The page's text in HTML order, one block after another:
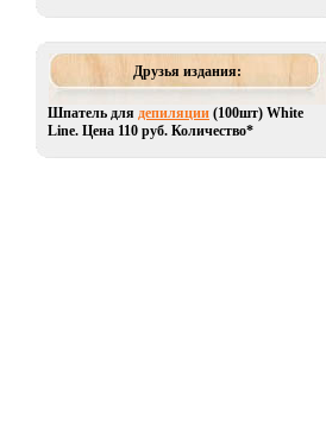
Друзья издания:
Шпатель для депиляции (100шт) White
Line. Цена 110 руб. Количество*